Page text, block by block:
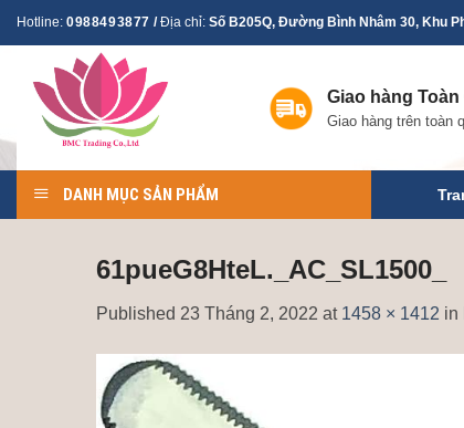
Skip
content
Hotline: 0988493877 /Địa chỉ: Số B205Q, Đường Bình Nhâm 30, Khu
Giao hàng Toàn
Giao hàng trên toàn
DANH MỤC SẢN PHẨM
61pueG8HteL._AC_SL1500_
Published 23 Tháng 2, 2022 at 1458 × 1412 in